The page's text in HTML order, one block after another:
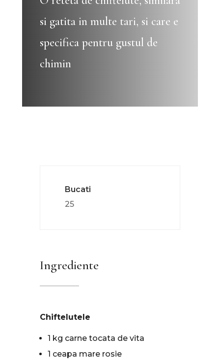
si gatita in multe tari, si care e
specifica pentru gustul de
chimin
Bucati
25
Ingrediente
Chiftelutele
1 kg carne tocata de vita
1 ceapa mare rosie